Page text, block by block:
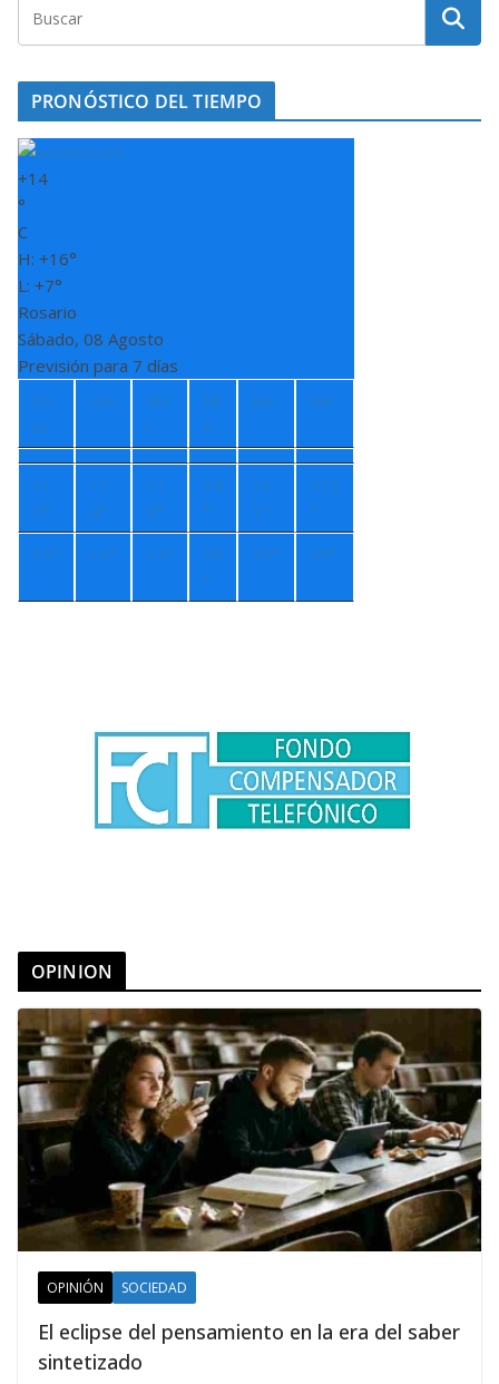
PRONÓSTICO DEL TIEMPO
+14
°
C
H: +16°
L: +7°
Rosario
Sábado, 08 Agosto
Previsión para 7 días
Do
m
Lun
Ma
r
Mi
é
Jue Vie
+1
7°
+1
4°
+1
3°
+9
°
+1
1°
+13
°
+5° +4° +4° +8
°
+9° +9°
OPINION
OPINIÓN SOCIEDAD
El eclipse del pensamiento en la era del saber
sintetizado